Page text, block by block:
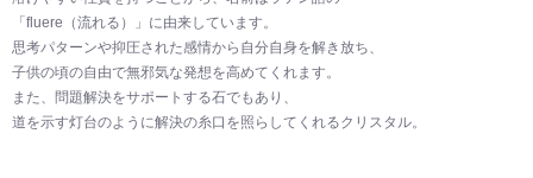
「fluere（流れる）」に由来しています。
思考パターンや抑圧された感情から自分自身を解き放ち、
子供の頃の自由で無邪気な発想を高めてくれます。
また、問題解決をサポートする石でもあり、
道を示す灯台のように解決の糸口を照らしてくれるクリスタル。